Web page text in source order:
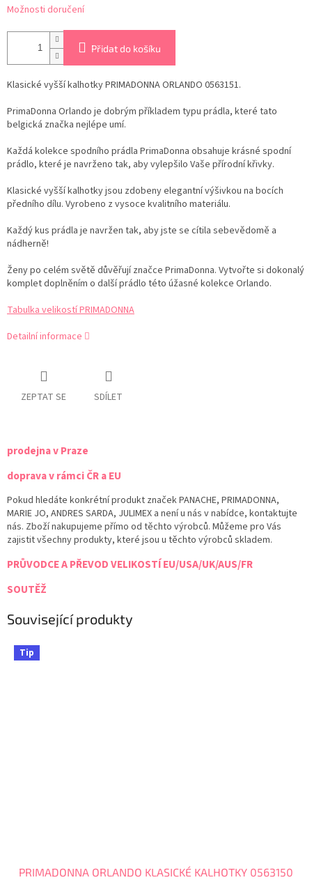
Možnosti doručení
Přidat do košíku
Klasické vyšší kalhotky PRIMADONNA ORLANDO 0563151.
PrimaDonna Orlando je dobrým příkladem typu prádla, které tato
belgická značka nejlépe umí.
Každá kolekce spodního prádla PrimaDonna obsahuje krásné spodní
prádlo, které je navrženo tak, aby vylepšilo Vaše přírodní křivky.
Klasické vyšší kalhotky jsou zdobeny elegantní výšivkou na bocích
předního dílu. Vyrobeno z vysoce kvalitního materiálu.
Každý kus prádla je navržen tak, aby jste se cítila sebevědomě a
nádherně!
Ženy po celém světě důvěřují značce PrimaDonna. Vytvořte si dokonalý
komplet doplněním o další prádlo této úžasné kolekce Orlando.
Tabulka velikostí PRIMADONNA
Detailní informace
ZEPTAT SE SDÍLET
prodejna v Praze
doprava v rámci ČR a EU
Pokud hledáte konkrétní produkt značek PANACHE, PRIMADONNA,
MARIE JO, ANDRES SARDA, JULIMEX a není u nás v nabídce, kontaktujte
nás. Zboží nakupujeme přímo od těchto výrobců. Můžeme pro Vás
zajistit všechny produkty, které jsou u těchto výrobců skladem.
PRŮVODCE A PŘEVOD VELIKOSTÍ EU/USA/UK/AUS/FR
SOUTĚŽ
Související produkty
Tip
PRIMADONNA ORLANDO KLASICKÉ KALHOTKY 0563150